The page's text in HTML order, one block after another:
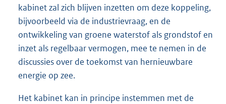
kabinet zal zich blijven inzetten om deze koppeling,
bijvoorbeeld via de industrievraag, en de
ontwikkeling van groene waterstof als grondstof en
inzet als regelbaar vermogen, mee te nemen in de
discussies over de toekomst van hernieuwbare
energie op zee.
Het kabinet kan in principe instemmen met de